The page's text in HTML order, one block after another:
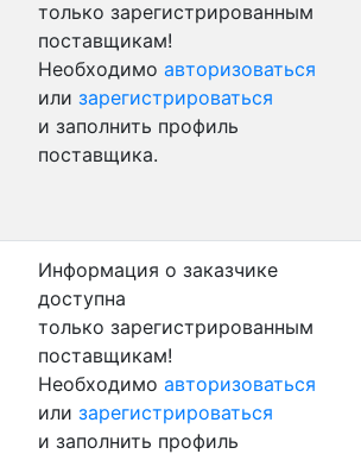
только зарегистрированным
поставщикам!
Необходимо авторизоваться
или зарегистрироваться
и заполнить профиль
поставщика.
Информация о заказчике
доступна
только зарегистрированным
поставщикам!
Необходимо авторизоваться
или зарегистрироваться
и заполнить профиль